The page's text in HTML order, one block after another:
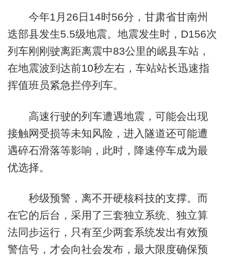
今年1月26日14时56分，甘肃省甘南州
迭部县发生5.5级地震。地震发生时，D156次
列车刚刚驶离距离震中83公里的岷县车站，
在地震波到达前10秒左右，车站站长迅速指
挥值班员紧急拦停列车。
高速行驶的列车遭遇地震，可能会出现
接触网受损等未知风险，进入隧道还可能遭
遇碎石滑落等影响，此时，降速停车成为最
优选择。
秒级预警，离不开硬核科技的支撑。而
在它的后台，采用了三套独立系统、独立算
法同步运行，只有至少两套系统发出有效预
警信号，才会向社会发布，最大限度确保预